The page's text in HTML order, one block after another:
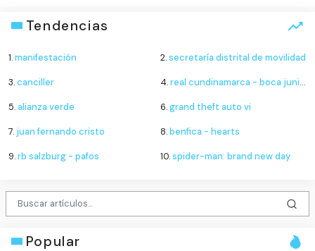
Tendencias
1.manifestación 2.secretaría distrital de movilidad
3.canciller 4.real cundinamarca - boca juniors de cali
5.alianza verde 6.grand theft auto vi
7. juan fernando cristo 8.benfica - hearts
9.rb salzburg - pafos 10.spider-man: brand new day
Popular